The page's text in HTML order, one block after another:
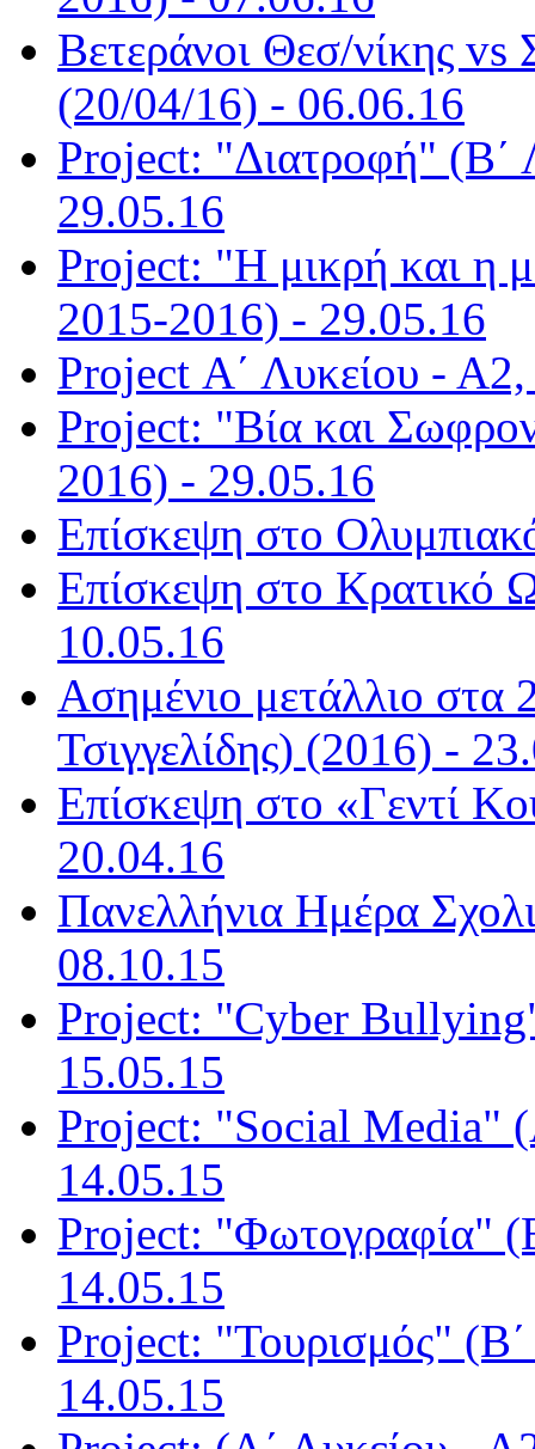
Βετεράνοι Θεσ/νίκης
(20/04/16) - 06.06.16
Project: "Διατροφή" (Β΄
29.05.16
Project: "Η μικρή και η
2015-2016) - 29.05.16
Project Α΄ Λυκείου -
Project: "Βία και
2016) - 29.05.16
Επίσκεψη στο
Επίσκεψη στο Kρατικό
10.05.16
Ασημένιο μετάλλιο
Τσιγγελίδης) (2016) -
Επίσκεψη στο «Γεντί
20.04.16
Πανελλήνια Ημέρα
08.10.15
Project: "Cyber
15.05.15
Project: "Social Media"
14.05.15
Project: "Φωτογραφία"
14.05.15
Project: "Τουρισμός"
14.05.15